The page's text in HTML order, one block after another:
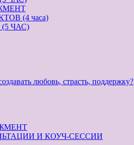
(4 часа)
ЧАС)
любовь, страсть, поддержку?
И КОУЧ-СЕССИИ